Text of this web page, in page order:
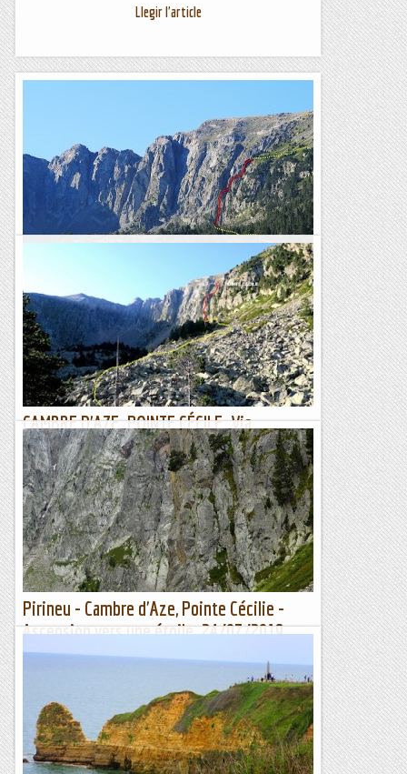
Llegir l'article
Petit díedre. pointe cécile. cambre d'aze.
4/08/22. Avui anem a "Cambre d'Aze" a fer la via del Petit
Díedre, una via de tres llarg que enllaça amb la via
"Ascension vers une étoile" a la Pointe Cécile, que han...
Joan asín
CAMBRE D'AZE. POINTE CÉCILE. Via
ASCENSION VERS UNE ÉTOILE.
6/08/19. Cambre d’Aze és un circ amb força ambient a
l’hivern amb les seves canals, però l’escalada en roca és poc
agraïda. La via més clàssica és la de la...
Joan asín
Pirineu - Cambre d'Aze, Pointe Cécilie -
Ascension vers une étoile. 24/07/2019
Aquest cap de setmana en Joan Cardona va penjar a
instagram unes fotos d'una via a Cambre d'Aze. Li vaig
demanar la ressenya ja que no la trobava cercant per
internet. Ens...
Manel&Ita